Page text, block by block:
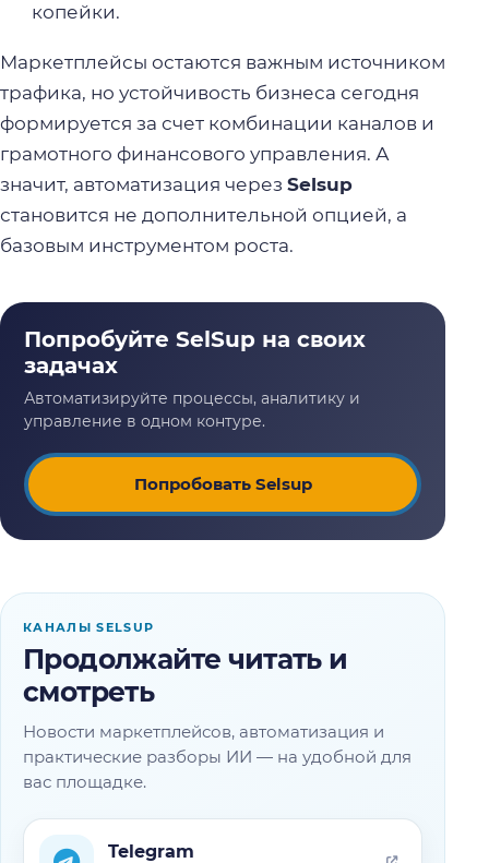
копейки.
Маркетплейсы остаются важным источником
трафика, но устойчивость бизнеса сегодня
формируется за счет комбинации каналов и
грамотного финансового управления. А
значит, автоматизация через Selsup
становится не дополнительной опцией, а
базовым инструментом роста.
Попробовать Selsup
КАНАЛЫ SELSUP
Продолжайте читать и
смотреть
Новости маркетплейсов, автоматизация и
практические разборы ИИ — на удобной для
вас площадке.
Telegram